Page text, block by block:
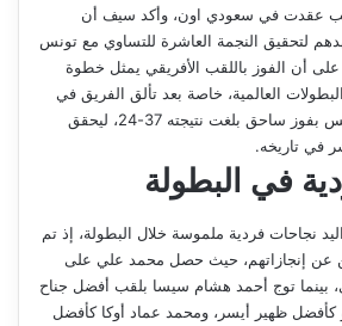
عقدت في سعودي اون، وأكد سيف أن
لتحقيق النجمة العاشرة للتساوي مع تونس
أن الفوز باللقب الأفريقي يمثل خطوة
العالمية، خاصة بعد تألق الفريق في
المباراة النهائية أمام تونس بفوز ساحق بلغت نتيجته 37-24، ليحقق
في تاريخه.
في البطولة
نجاحات فردية ملموسة خلال البطولة، إذ تم
عن إنجازاتهم، حيث حصل محمد علي على
توج أحمد هشام سيسا بلقب أفضل جناح
كأفضل ظهير أيسر، ومحمد عماد أوكا كأفضل